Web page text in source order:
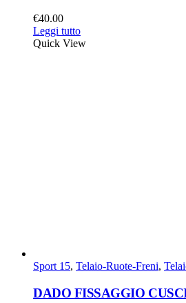
€40.00
Leggi tutto
Quick View
Sport 15, Telaio-Ruote-Freni,
DADO FISSAGGIO